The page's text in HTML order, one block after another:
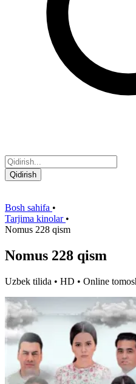
Qidirish
Bosh sahifa •
Tarjima kinolar •
Nomus 228 qism
Nomus 228 qism
Uzbek tilida • HD • Online